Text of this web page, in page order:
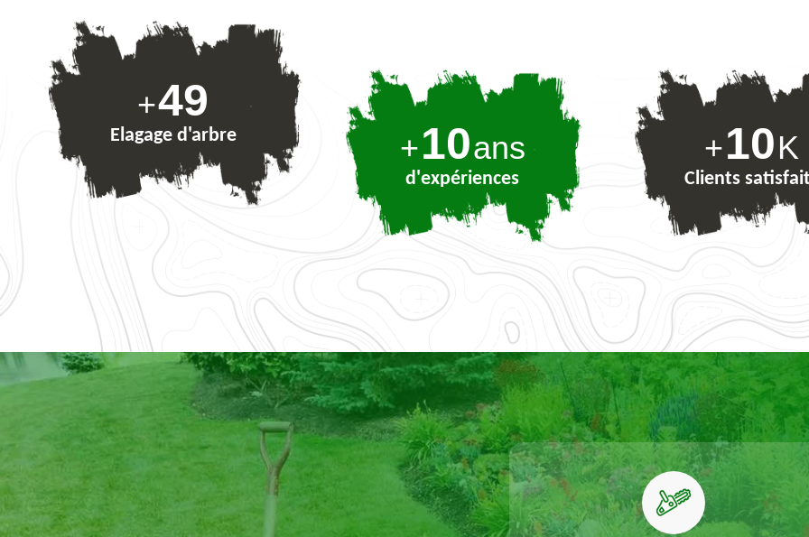
+74
Elagage d'arbre +10ans
d'expériences
+10K
Clients